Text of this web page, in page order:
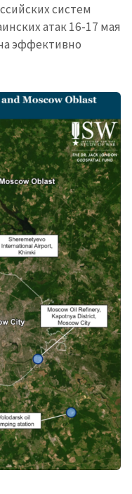
систем
атак 16-17 мая
эффективно